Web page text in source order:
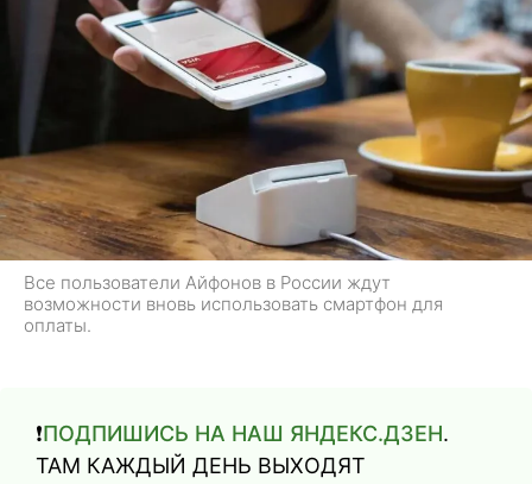
Все пользователи Айфонов в России ждут
возможности вновь использовать смартфон для
оплаты.
❗️ПОДПИШИСЬ НА НАШ ЯНДЕКС.ДЗЕН.
ТАМ КАЖДЫЙ ДЕНЬ ВЫХОДЯТ